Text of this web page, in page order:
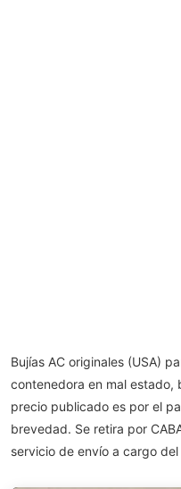
Bujías AC originales (USA)
contenedora en mal estado,
precio publicado es por el
brevedad. Se retira por
servicio de envío a cargo